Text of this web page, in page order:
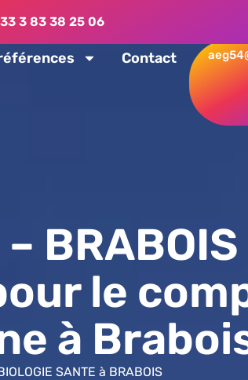
3 83 38 25 06
Contact
–
le
à
SANTE à BRABOIS